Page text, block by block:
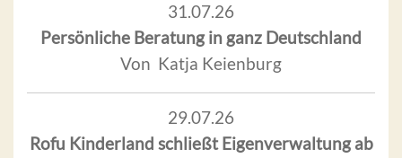
31.07.26
Persönliche Beratung in ganz Deutschland
Von Katja Keienburg
29.07.26
Rofu Kinderland schließt Eigenverwaltung ab